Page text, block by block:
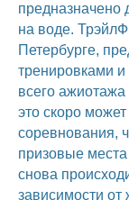
предназначено
на воде.
Петербурге,
тренировками
всего
это скоро
соревнования,
призовые
снова
зависимости от